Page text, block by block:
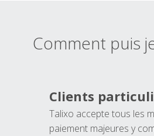
Comment puis
Clients
Talixo accepte tous les
paiement majeures y